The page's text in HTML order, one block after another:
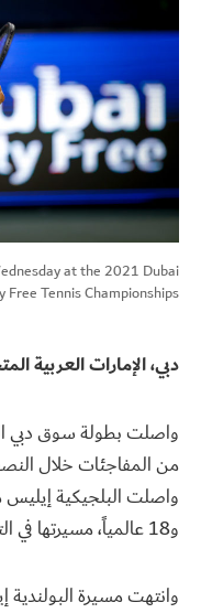
at the 2021 Dubai
Free Tennis Championships.
دبي، الإمارات العربية
واصلت بطولة سوق دبي
من المفاجئات خلال
واصلت البلجيكية إيليس
و18 عالمياً، مسيرتها في التقدم والانتقال إلى دور ربع النهائي.
وانتهت مسيرة البولندية